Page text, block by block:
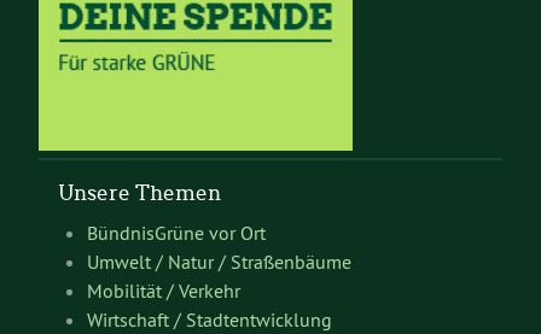
Unsere Themen
BündnisGrüne vor Ort
Umwelt / Natur / Straßenbäume
Mobilität / Verkehr
Wirtschaft / Stadtentwicklung